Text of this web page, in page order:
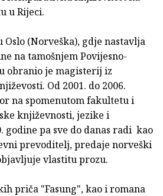
u Rijeci.
Oslo (Norveška), gdje nastavlja
na tamošnjem Povijesno-
obranio je magisterij iz
Od 2001. do 2006.
na spomenutom fakultetu i
književnosti, jezike i
godine pa sve do danas radi kao
prevoditelj, predaje norveški
vlastitu prozu.
priča "Fasung", kao i romana